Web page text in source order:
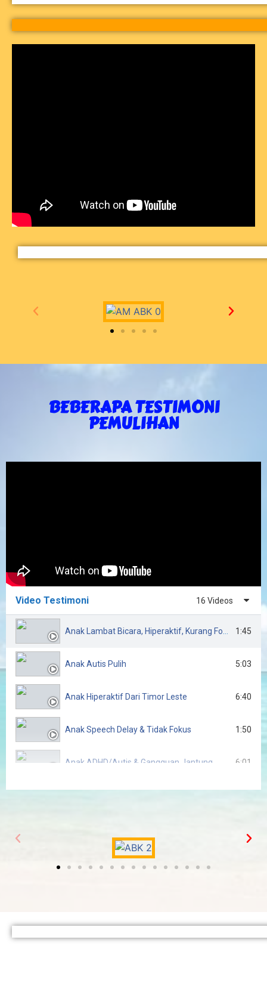
BEBERAPA TESTIMONI
PEMULIHAN
Video Testimoni 16 Videos
1:45
Anak Autis Pulih 5:03
Anak Hiperaktif Dari Timor Leste 6:40
Anak Speech Delay & Tidak Fokus 1:50
Anak ADHD/Autis & Gangguan Jantung 6:01
2 Anak ABK ADHD Pulih
Anak Autis Berprestasi Internasional 1:05:03